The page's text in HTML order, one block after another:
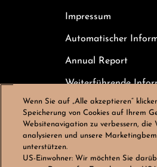
Impressum
Automatischer
Annual Report
Weiterführende
Kundeninformation
Karriere
Cookies-Einstellungen
Wenn Sie auf „Alle akzeptieren“
Speicherung von Cookies auf Ihrem
Websitenavigation zu verbessern, die
analysieren und unsere
unterstützen.
US-Einwohner: Wir möchten Sie